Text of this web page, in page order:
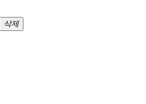
삭제